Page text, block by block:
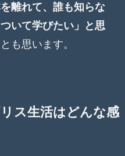
を離れて、誰も知らな
いて学びたい」と思
も思います。
ス生活はどんな感